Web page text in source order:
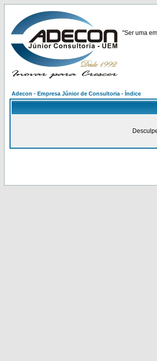
"Ser uma
Adecon - Empresa Júnior de Consultoria - Índice